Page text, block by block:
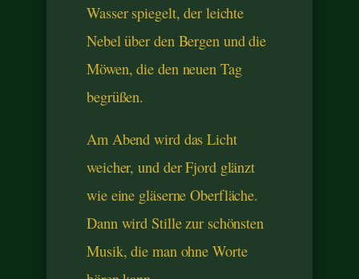
Wasser spiegelt, der leichte
Nebel über den Bergen und die
Möwen, die den neuen Tag
begrüßen.
Am Abend wird das Licht
weicher, und der Fjord glänzt
wie eine gläserne Oberfläche.
Dann wird Stille zur schönsten
Musik, die man ohne Worte